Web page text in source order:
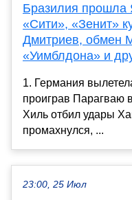
Бразилия прошла
«Сити», «Зенит»
Дмитриев, обмен
«Уимблдона» и
1. Германия
проиграв Парагваю
Хиль отбил удары
промахнулся, ...
23:00, 25 Июл